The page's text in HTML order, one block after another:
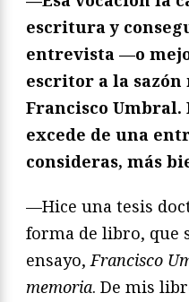
escritura y
entrevista —o
escritor a la sazón
Francisco Umbral.
excede de una
consideras, más
—Hice una tesis
forma de libro, que
ensayo,Francisco
memoria. De mis